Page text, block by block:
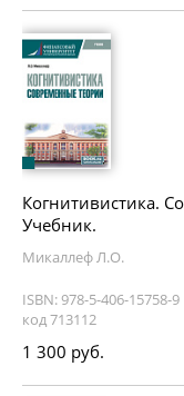
Когнитивистика.
Учебник.
Микаллеф Л.О.
ISBN: 978-5-406-15758-9
код 713112
1 300 руб.